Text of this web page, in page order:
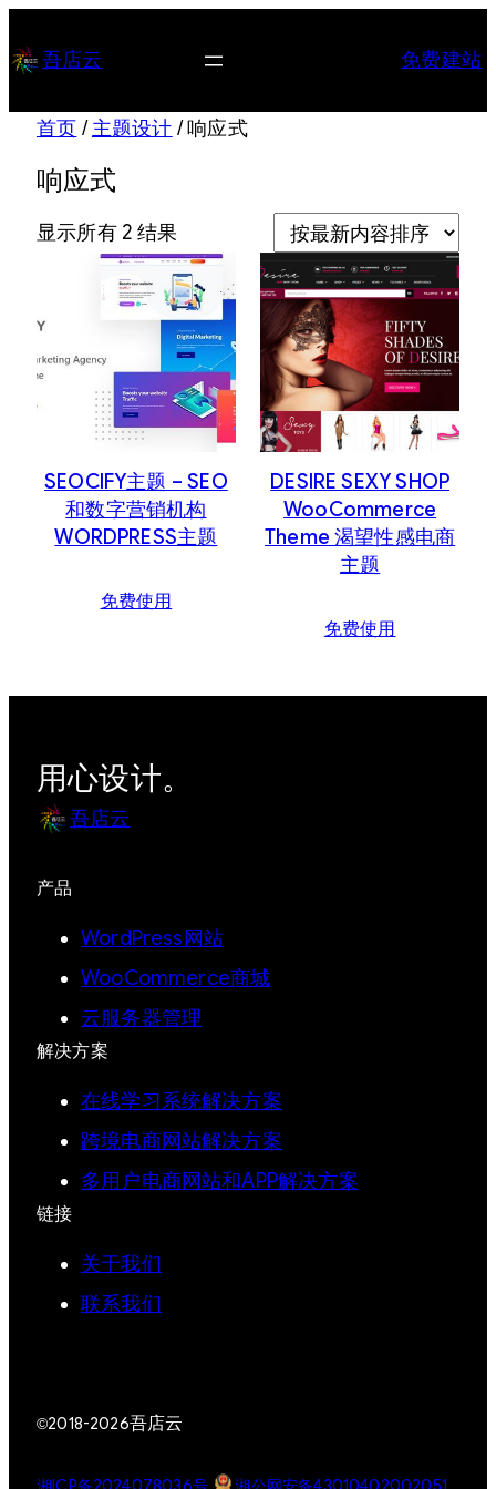
至 吾店云 免费建站
首页 /主题设计 / 响应式
响应式
显示所有 2 结果
最
新
内
容
排
SEOCIFY主题 – SEO
和数字营销机构
WORDPRESS主题
免费使用
DESIRE SEXY SHOP
WooCommerce
Theme 渴望性感电商
主题
免费使用
用心设计。
吾店云
产品
WordPress网站
WooCommerce商城
云服务器管理
解决方案
在线学习系统解决方案
跨境电商网站解决方案
多用户电商网站和APP解决方案
链接
关于我们
联系我们
©2018-2026吾店云